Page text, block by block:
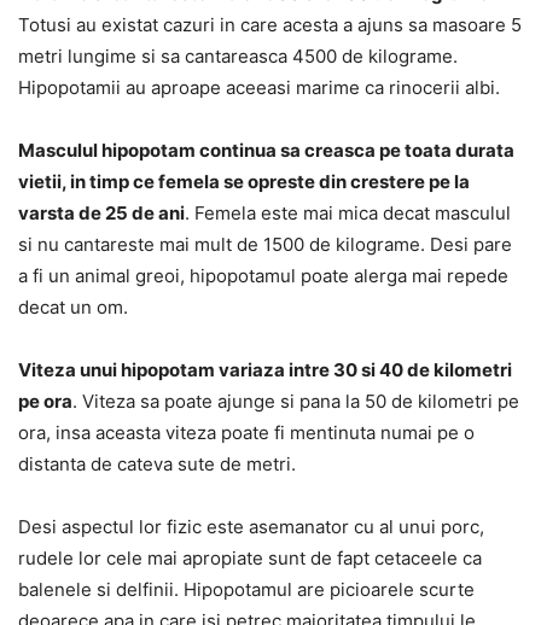
Totusi au existat cazuri in care acesta a ajuns sa masoare 5
metri lungime si sa cantareasca 4500 de kilograme.
Hipopotamii au aproape aceeasi marime ca rinocerii albi.
Masculul hipopotam continua sa creasca pe toata durata
vietii, in timp ce femela se opreste din crestere pe la
varsta de 25 de ani. Femela este mai mica decat masculul
si nu cantareste mai mult de 1500 de kilograme. Desi pare
a fi un animal greoi, hipopotamul poate alerga mai repede
decat un om.
Viteza unui hipopotam variaza intre 30 si 40 de kilometri
pe ora. Viteza sa poate ajunge si pana la 50 de kilometri pe
ora, insa aceasta viteza poate fi mentinuta numai pe o
distanta de cateva sute de metri.
Desi aspectul lor fizic este asemanator cu al unui porc,
rudele lor cele mai apropiate sunt de fapt cetaceele ca
balenele si delfinii. Hipopotamul are picioarele scurte